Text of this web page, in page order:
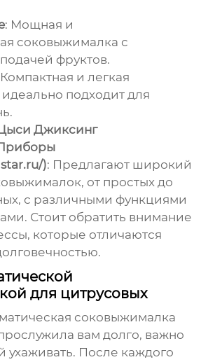
: Мощная и
соковыжималка с
фруктов.
и легкая
подходит для
Джиксинг
): Предлагают широкий
от простых до
с различными функциями
Стоит обратить внимание
которые отличаются
для цитрусовых
соковыжималка
вам долго, важно
ухаживать. После каждого